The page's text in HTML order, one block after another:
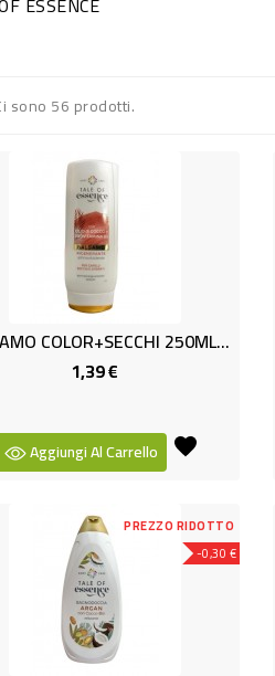
sono 56 prodotti.
BALSAMO COLOR+SECCHI 250ML TAL
1,39 €
Aggiungi Al Carrello
-0,30 €
PREZZO RIDOTTO